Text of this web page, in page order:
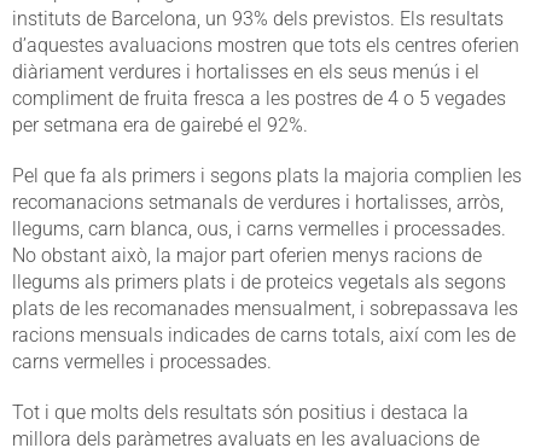
instituts de Barcelona, un 93% dels previstos. Els resultats
d’aquestes avaluacions mostren que tots els centres oferien
diàriament verdures i hortalisses en els seus menús i el
compliment de fruita fresca a les postres de 4 o 5 vegades
per setmana era de gairebé el 92%.
Pel que fa als primers i segons plats la majoria complien les
recomanacions setmanals de verdures i hortalisses, arròs,
llegums, carn blanca, ous, i carns vermelles i processades.
No obstant això, la major part oferien menys racions de
llegums als primers plats i de proteics vegetals als segons
plats de les recomanades mensualment, i sobrepassava les
racions mensuals indicades de carns totals, així com les de
carns vermelles i processades.
Tot i que molts dels resultats són positius i destaca la
millora dels paràmetres avaluats en les avaluacions de